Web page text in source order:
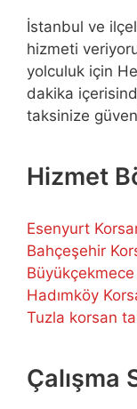
İstanbul ve
hizmeti
yolculuk için
dakika
taksinize
Hizmet
Esenyurt
Bahçeşehir
Hadımköy
Tuzla korsan
Çalışma